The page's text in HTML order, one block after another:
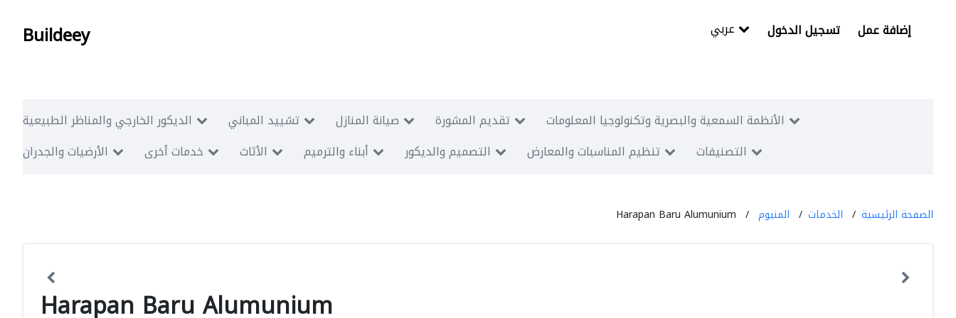
Buildeey تسجيل الدخول إضافة عمل
الديكور الخارجي والمناظر الطبيعية تشييد المباني صيانة المنازل تقديم المشورة
الأنظمة السمعية والبصرية وتكنولوجيا المعلومات
الأرضيات والجدران
خدمات أخرى الأثاث أبناء والترميم التصميم والديكور تنظيم المناسبات والمعارض التصنيفات
الصفحة الرئيسية الخدمات المنيوم Harapan Baru Alumunium
Harapan Baru Alumunium